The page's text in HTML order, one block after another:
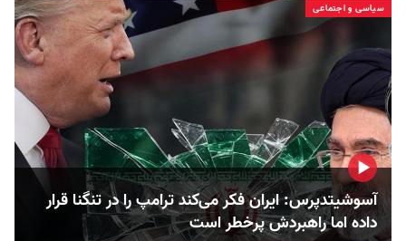
سیاسی و اجتماعی
آسوشیتدپرس: ایران فکر می‌کند ترامپ را در تنگنا قرار
داده‌ اما راهبردش پرخطر است